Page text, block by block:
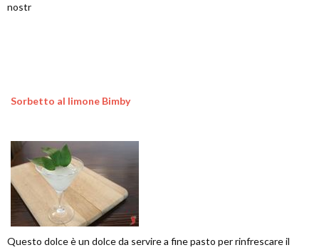
nostr
Sorbetto al limone Bimby
Questo dolce è un dolce da servire a fine pasto per rinfrescare il